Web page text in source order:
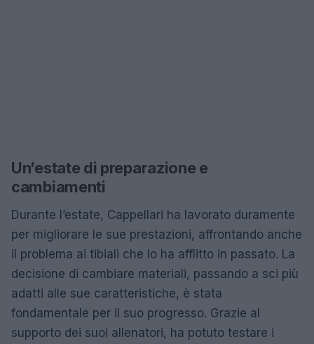
Un’estate di preparazione e
cambiamenti
Durante l’estate, Cappellari ha lavorato duramente
per migliorare le sue prestazioni, affrontando anche
il problema ai tibiali che lo ha afflitto in passato. La
decisione di cambiare materiali, passando a sci più
adatti alle sue caratteristiche, è stata
fondamentale per il suo progresso. Grazie al
supporto dei suoi allenatori, ha potuto testare i